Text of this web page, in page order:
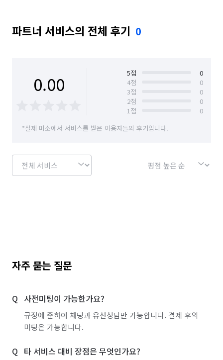
파트너 서비스의 전체 후기 0
0.00 5점
0
4점
0
3점
0
2점
0
1점
0
*실제 미소에서 서비스를 받은 이용자들의 후기입니다.
자주 묻는 질문
사전미팅이 가능한가요?
규정에 준하여 채팅과 유선상담만 가능합니다. 결제 후의
미팅은 가능합니다.
타 서비스 대비 장점은 무엇인가요?